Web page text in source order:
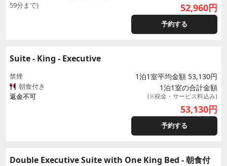
59分まで)
52,960円
予約する
Suite - King - Executive
禁煙
朝食付き
返金不可
1泊1室平均金額 53,130円
1泊1室の合計金額
(※税金・サービス料込み)
53,130円
予約する
Double Executive Suite with One King Bed - 朝食付